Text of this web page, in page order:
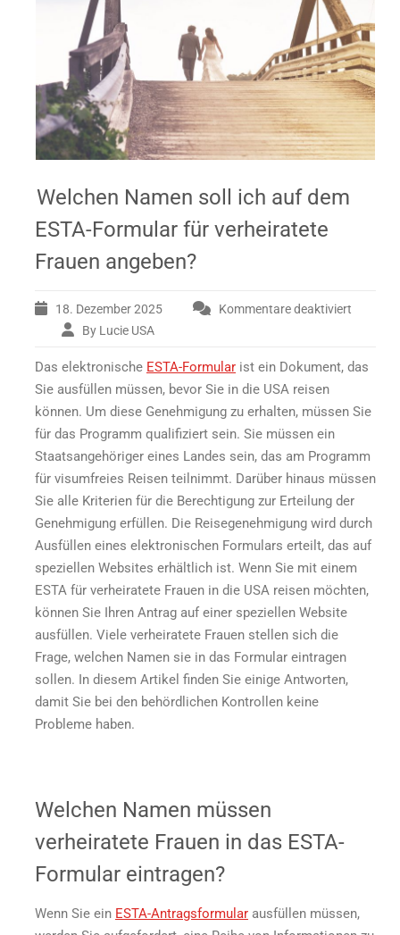
Welchen Namen soll ich auf dem
ESTA-Formular für verheiratete
Frauen angeben?
18. Dezember 2025
Kommentare deaktiviert
Namen
soll
ich
auf
ESTA-
Formular
für
verheiratete
Frauen
By Lucie USA
Das elektronische ESTA-Formular ist ein Dokument, das
Sie ausfüllen müssen, bevor Sie in die USA reisen
können. Um diese Genehmigung zu erhalten, müssen Sie
für das Programm qualifiziert sein. Sie müssen ein
Staatsangehöriger eines Landes sein, das am Programm
für visumfreies Reisen teilnimmt. Darüber hinaus müssen
Sie alle Kriterien für die Berechtigung zur Erteilung der
Genehmigung erfüllen. Die Reisegenehmigung wird durch
Ausfüllen eines elektronischen Formulars erteilt, das auf
speziellen Websites erhältlich ist. Wenn Sie mit einem
ESTA für verheiratete Frauen in die USA reisen möchten,
können Sie Ihren Antrag auf einer speziellen Website
ausfüllen. Viele verheiratete Frauen stellen sich die
Frage, welchen Namen sie in das Formular eintragen
sollen. In diesem Artikel finden Sie einige Antworten,
damit Sie bei den behördlichen Kontrollen keine
Probleme haben.
Welchen Namen müssen
verheiratete Frauen in das ESTA-
Formular eintragen?
Wenn Sie ein ESTA-Antragsformular ausfüllen müssen,